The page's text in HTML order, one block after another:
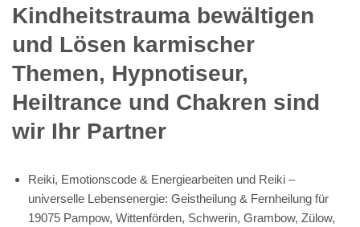
Kindheitstrauma bewältigen
und Lösen karmischer
Themen, Hypnotiseur,
Heiltrance und Chakren sind
wir Ihr Partner
Reiki, Emotionscode & Energiearbeiten und Reiki –
universelle Lebensenergie: Geistheilung & Fernheilung für
19075 Pampow, Wittenförden, Schwerin, Grambow, Zülow,